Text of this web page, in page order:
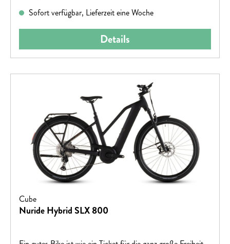
Sofort verfügbar, Lieferzeit eine Woche
Details
Cube
Nuride Hybrid SLX 800